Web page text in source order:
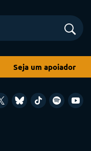
Seja um apoiador